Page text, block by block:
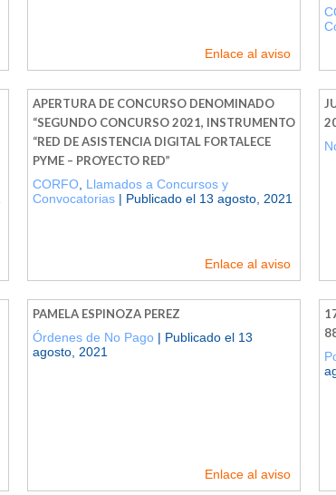
Enlace al aviso
APERTURA DE CONCURSO DENOMINADO
“SEGUNDO CONCURSO 2021, INSTRUMENTO
“RED DE ASISTENCIA DIGITAL FORTALECE
PYME – PROYECTO RED”
CORFO Llamados a Concursos y
Convocatorias | Publicado el 13 agosto, 2021
Enlace al aviso
PAMELA ESPINOZA PEREZ
Órdenes de No Pago | Publicado el 13
agosto, 2021
Enlace al aviso